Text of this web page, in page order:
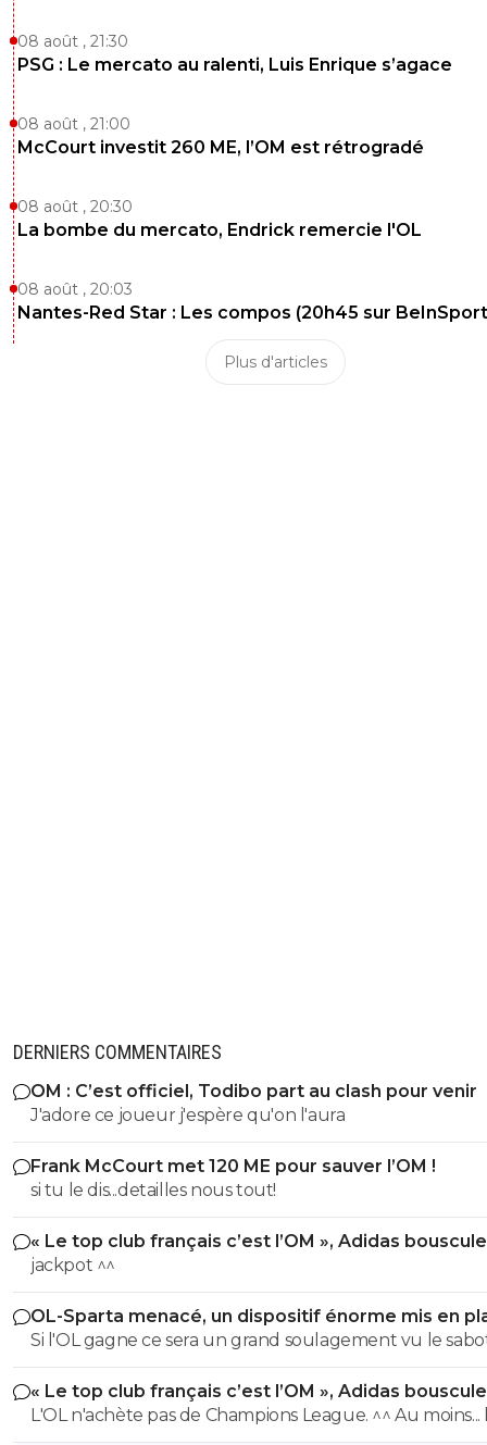
08 août , 21:30
PSG : Le mercato au ralenti, Luis Enrique s’agace
08 août , 21:00
McCourt investit 260 ME, l’OM est rétrogradé
08 août , 20:30
La bombe du mercato, Endrick remercie l'OL
08 août , 20:03
Nantes-Red Star : Les compos (20h45 sur
Plus d'articles
DERNIERS COMMENTAIRES
OM : C’est officiel, Todibo part au clash pour venir
J'adore ce joueur j'espère qu'on l'aura
Frank McCourt met 120 ME pour sauver l’OM !
si tu le dis...detailles nous tout!
« Le top club français c’est l’OM », Adidas
PSG
jackpot ^^
OL-Sparta menacé, un dispositif énorme mis en
Si l'OL gagne ce sera un grand soulagement vu le
incroyable du farfelu sans froc Fonseca au match allé.
perd ce sera aussi une grande victoire et une énorme
délivrance avec un possible licenciement de ce clown.
« Le top club français c’est l’OM », Adidas
PSG
L'OL n'achète pas de Champions League. ^^ Au moins... l'OM a